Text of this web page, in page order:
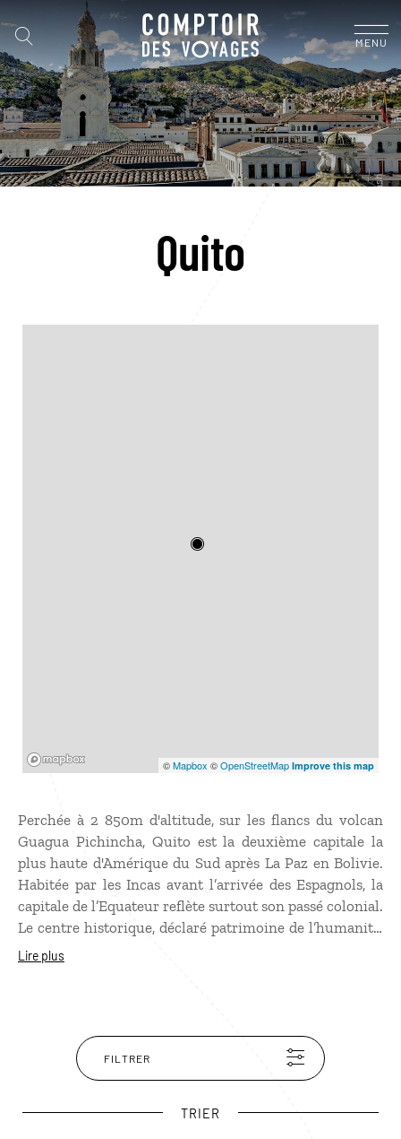
MENU
Quito
©Mapbox ©OpenStreetMap Improve this map
Perchée à 2 850m d'altitude, sur les flancs du volcan
Guagua Pichincha, Quito est la deuxième capitale la
plus haute d'Amérique du Sud après La Paz en Bolivie.
Habitée par les Incas avant l’arrivée des Espagnols, la
capitale de l’Equateur reflète surtout son passé colonial.
Le centre historique, déclaré patrimoine de l’humanité,
recèle de magnifiques monuments baroques à visiter
Mundo" marque l'emplacement entre les deux
hémisphères. Non loin de la ville, Otavalo vaut le
détour pour son célèbre marché, l’un des plus animés
Lire plus
FILTRER
TRIER